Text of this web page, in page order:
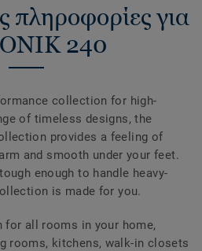
πληροφορίες για
240
collection for high-
of timeless designs, the
provides a feeling of
and smooth under your feet.
enough to handle heavy-
is made for you.
all rooms in your home,
rooms, kitchens, walk-in closets